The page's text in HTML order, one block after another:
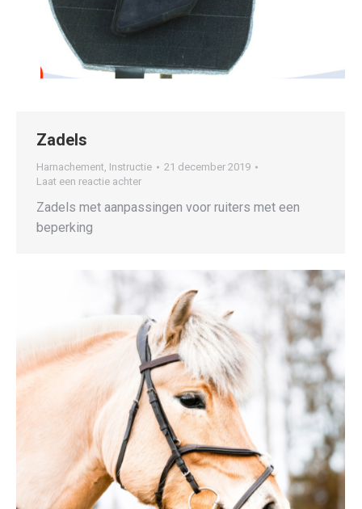
Zadels
Harnachement, Instructie
21 december 2019
Laat een reactie achter
Zadels met aanpassingen voor ruiters met een
beperking